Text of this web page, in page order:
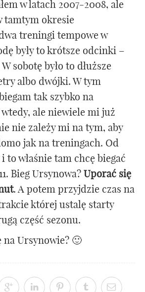
w latach 2007-2008, ale
tamtym okresie
treningi tempowe w
były to krótsze odcinki –
sobotę było to dłuższe
albo dwójki. W tym
tak szybko na
ale niewiele mi już
nie zależy mi na tym, aby
jak na treningach. Od
to właśnie tam chcę biegać
Bieg Ursynowa? Uporać się
. A potem przyjdzie czas na
której ustalę starty
część sezonu.
Ursynowie? 🙂